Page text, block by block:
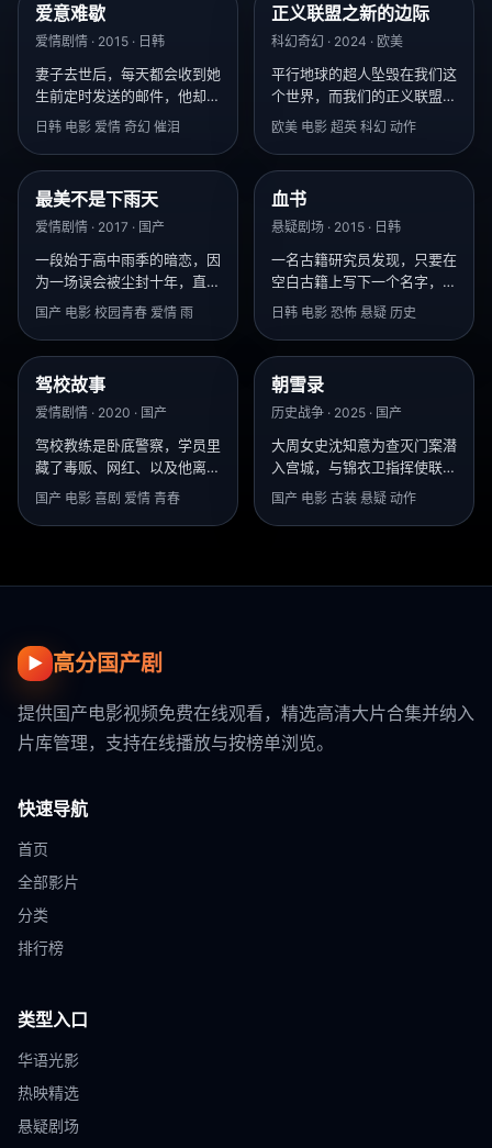
爱意难歇
爱情剧情 · 2015 · 日韩
妻子去世后，每天都会收到她
生前定时发送的邮件，他却不
敢打开最后一封。
日韩 电影 爱情 奇幻 催泪
9.8
正义联盟之新的边际
科幻奇幻 · 2024 · 欧美
平行地球的超人坠毁在我们这
个世界，而我们的正义联盟，
已经在冷战核战中团灭了。
欧美 电影 超英 科幻 动作
最美不是下雨天
爱情剧情 · 2017 · 国产
一段始于高中雨季的暗恋，因
为一场误会被尘封十年，直到
校友会上那首《雨天》再次响
国产 电影 校园青春 爱情 雨
血书
悬疑剧场 · 2015 · 日韩
一名古籍研究员发现，只要在
空白古籍上写下一个名字，此
人就会按照书中插图的方式死
日韩 电影 恐怖 悬疑 历史
驾校故事
爱情剧情 · 2020 · 国产
驾校教练是卧底警察，学员里
藏了毒贩、网红、以及他离婚
五年的前妻。
国产 电影 喜剧 爱情 青春
朝雪录
历史战争 · 2025 · 国产
大周女史沈知意为查灭门案潜
入宫城，与锦衣卫指挥使联手
揭开掩埋在朝堂积雪下的篡位
国产 电影 古装 悬疑 动作
▶ 高分国产剧
提供国产电影视频免费在线观看，精选高清大片合集并纳入
片库管理，支持在线播放与按榜单浏览。
快速导航
首页
全部影片
分类
排行榜
类型入口
华语光影
热映精选
悬疑剧场